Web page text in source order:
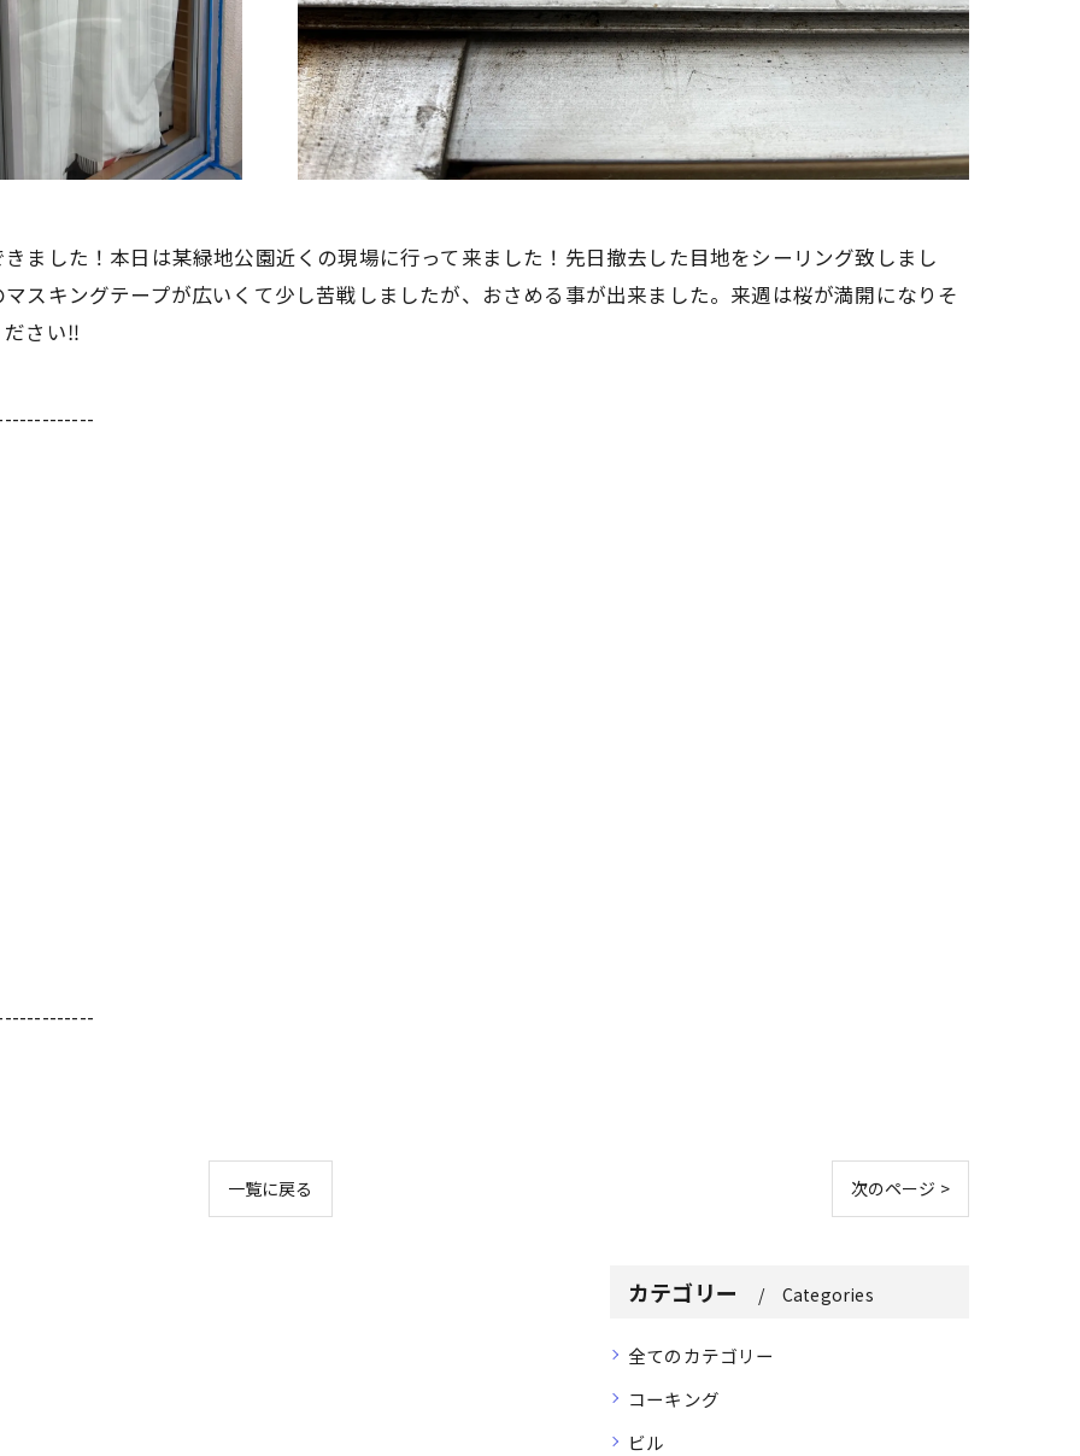
ました！本日は某緑地公園近くの現場に行って来ました！先日撤去した目地をシーリング致しまし
スキングテープが広いくて少し苦戦しましたが、おさめる事が出来ました。来週は桜が満開になりそ
さい‼︎
一覧に戻る 次のページ >
カテゴリー Categories
全てのカテゴリー
コーキング
ビル